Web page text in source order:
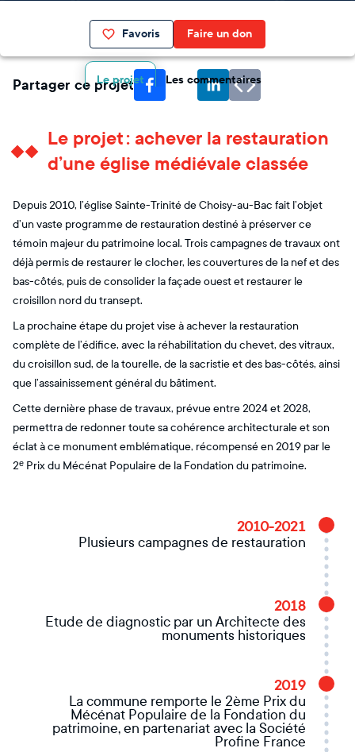
Favoris Faire un don
Le projet Les commentaires
Partager ce projet
Le projet : achever la restauration
d’une église médiévale classée
Depuis 2010, l’église Sainte-Trinité de Choisy-au-Bac fait l’objet
d’un vaste programme de restauration destiné à préserver ce
témoin majeur du patrimoine local. Trois campagnes de travaux ont
déjà permis de restaurer le clocher, les couvertures de la nef et des
bas-côtés, puis de consolider la façade ouest et restaurer le
croisillon nord du transept.
La prochaine étape du projet vise à achever la restauration
complète de l’édifice, avec la réhabilitation du chevet, des vitraux,
du croisillon sud, de la tourelle, de la sacristie et des bas-côtés, ainsi
que l’assainissement général du bâtiment.
Cette dernière phase de travaux, prévue entre 2024 et 2028,
permettra de redonner toute sa cohérence architecturale et son
éclat à ce monument emblématique, récompensé en 2019 par le
2ᵉ Prix du Mécénat Populaire de la Fondation du patrimoine.
2010-2021
Plusieurs campagnes de restauration
2018
Etude de diagnostic par un Architecte des
monuments historiques
2019
La commune remporte le 2ème Prix du
Mécénat Populaire de la Fondation du
patrimoine, en partenariat avec la Société
Profine France